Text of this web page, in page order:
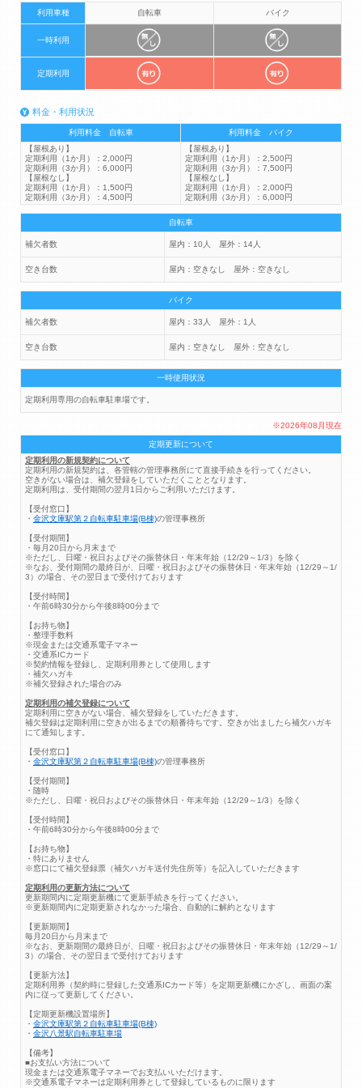
利用車種 自転車 バイク
一時利用
定期利用
料金・利用状況
利用料金 自転車
利用料金 バイク
【屋根あり】
定期利用（1か月）：2,000円
定期利用（3か月）：6,000円
【屋根なし】
定期利用（1か月）：1,500円
定期利用（3か月）：4,500円
【屋根あり】
定期利用（1か月）：2,500円
定期利用（3か月）：7,500円
【屋根なし】
定期利用（1か月）：2,000円
定期利用（3か月）：6,000円
自転車
補欠者数 屋内：10人 屋外：14人
空き台数 屋内：空きなし 屋外：空きなし
バイク
補欠者数 屋内：33人 屋外：1人
空き台数 屋内：空きなし 屋外：空きなし
一時使用状況
定期利用専用の自転車駐車場です。
※2026年08月現在
定期更新について
定期利用の新規契約について
定期利用の新規契約は、各管轄の管理事務所にて直接手続きを行ってください。
空きがない場合は、補欠登録をしていただくこととなります。
定期利用は、受付期間の翌月1日からご利用いただけます。
【受付窓口】
・ 金沢文庫駅第２自転車駐車場(B棟)の管理事務所
【受付期間】
・毎月20日から月末まで
※ただし、日曜・祝日およびその振替休日・年末年始（12/29～1/3）を除く
※なお、受付期間の最終日が、日曜・祝日およびその振替休日・年末年始（12/29～1/
3）の場合、その翌日まで受付けております
【受付時間】
・午前6時30分から午後8時00分まで
【お持ち物】
・整理手数料
※現金または交通系電子マネー
・交通系ICカード
※契約情報を登録し、定期利用券として使用します
・補欠ハガキ
※補欠登録された場合のみ
定期利用の補欠登録について
定期利用に空きがない場合、補欠登録をしていただきます。
補欠登録は定期利用に空きが出るまでの順番待ちです。空きが出ましたら補欠ハガキ
にて通知します。
【受付窓口】
・ 金沢文庫駅第２自転車駐車場(B棟)の管理事務所
【受付期間】
・随時
※ただし、日曜・祝日およびその振替休日・年末年始（12/29～1/3）を除く
【受付時間】
・午前6時30分から午後8時00分まで
【お持ち物】
・特にありません
※窓口にて補欠登録票（補欠ハガキ送付先住所等）を記入していただきます
定期利用の更新方法について
更新期間内に定期更新機にて更新手続きを行ってください。
※更新期間内に定期更新されなかった場合、自動的に解約となります
【更新期間】
毎月20日から月末まで
※なお、更新期間の最終日が、日曜・祝日およびその振替休日・年末年始（12/29～1/
3）の場合、その翌日まで受付けております
【更新方法】
定期利用券（契約時に登録した交通系ICカード等）を定期更新機にかざし、画面の案
内に従って更新してください。
【定期更新機設置場所】
・ 金沢文庫駅第２自転車駐車場(B棟)
・ 金沢八景駅自転車駐車場
【備考】
■お支払い方法について
現金または交通系電子マネーでお支払いいただけます。
※交通系電子マネーは定期利用券として登録しているものに限ります